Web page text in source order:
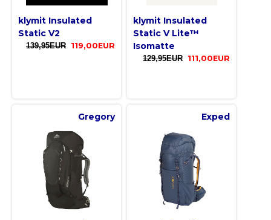
klymit Insulated
Static V2
139,95EUR 119,00EUR
klymit Insulated
Static V Lite™
Isomatte
129,95EUR 111,00EUR
Gregory Exped